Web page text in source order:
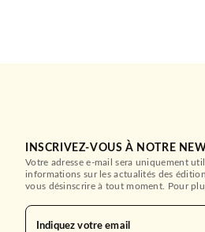
INSCRIVEZ-VOUS À NOTRE
Votre adresse e-mail sera uniquement
informations sur les actualités des
vous désinscrire à tout moment. Pour
Indiquez votre email